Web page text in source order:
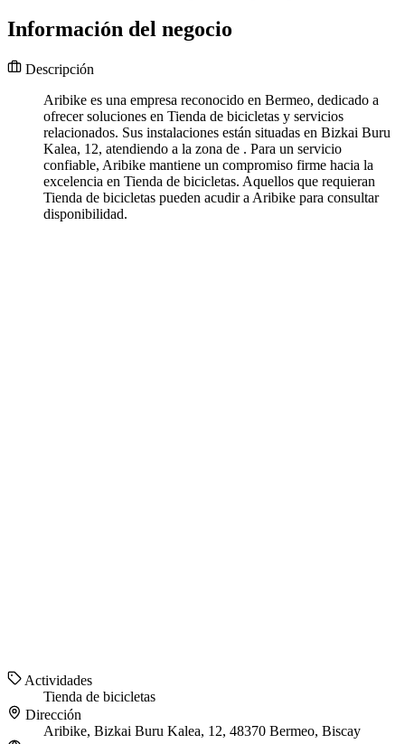
Información del negocio
Descripción
Aribike es una empresa reconocido en Bermeo, dedicado a
ofrecer soluciones en Tienda de bicicletas y servicios
relacionados. Sus instalaciones están situadas en Bizkai Buru
Kalea, 12, atendiendo a la zona de . Para un servicio
confiable, Aribike mantiene un compromiso firme hacia la
excelencia en Tienda de bicicletas. Aquellos que requieran
Tienda de bicicletas pueden acudir a Aribike para consultar
disponibilidad.
Actividades
Tienda de bicicletas
Dirección
Aribike, Bizkai Buru Kalea, 12, 48370 Bermeo, Biscay